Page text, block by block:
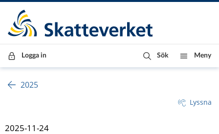
Till innehåll
Till navigationen
Till chattrobot
Logga in Sök Meny
2025
Lyssna
2025-11-24